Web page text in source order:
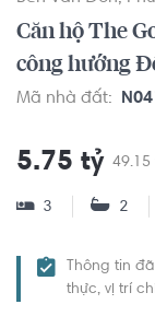
Căn hộ The
công hướng
Mã nhà đất:
5.75 tỷ 49.15
3 2
Thông tin
thực, vị trí